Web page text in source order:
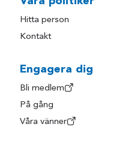
Hitta person
Kontakt
Engagera dig
Bli medlem
På gång
Våra vänner